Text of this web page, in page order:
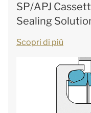
SP/APJ
Sealing
Scopri di più